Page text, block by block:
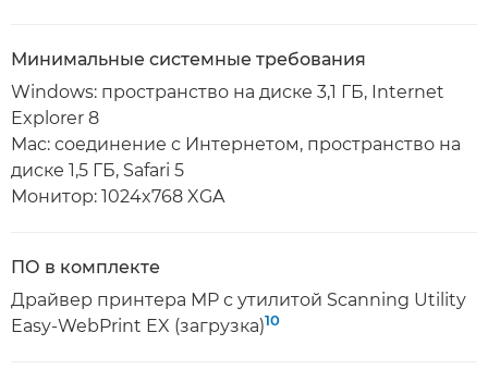
Минимальные системные требования
Windows: пространство на диске 3,1 ГБ, Internet
Explorer 8
Mac: соединение с Интернетом, пространство на
диске 1,5 ГБ, Safari 5
Монитор: 1024x768 XGA
ПО в комплекте
Драйвер принтера MP с утилитой Scanning Utility
Easy-WebPrint EX (загрузка)10